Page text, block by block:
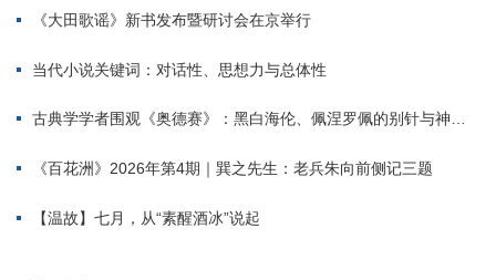
《大田歌谣》新书发布暨研讨会在京举行
当代小说关键词：对话性、思想力与总体性
古典学学者围观《奥德赛》：黑白海伦、佩涅罗佩的别针与神秘入侵者
《百花洲》2026年第4期｜巽之先生：老兵朱向前侧记三题
【温故】七月，从“素醒酒冰”说起